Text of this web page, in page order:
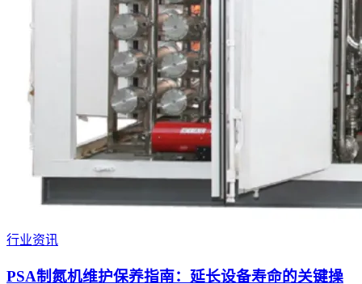
行业资讯
PSA制氮机维护保养指南：延长设备寿命的关键操